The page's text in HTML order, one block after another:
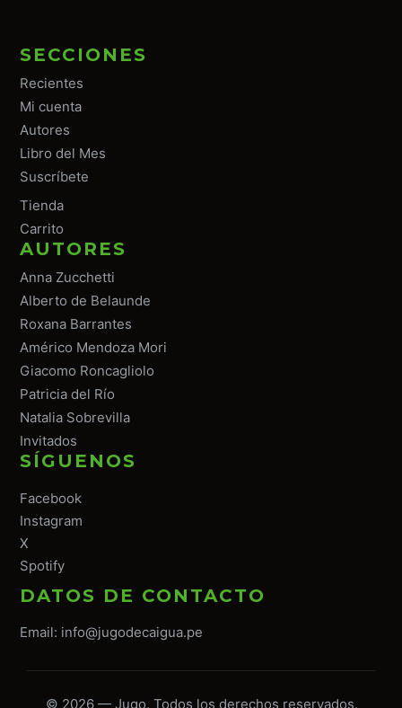
SECCIONES
Recientes
Mi cuenta
Autores
Libro del Mes
Suscríbete
Tienda
Carrito
AUTORES
Anna Zucchetti
Alberto de Belaunde
Roxana Barrantes
Américo Mendoza Mori
Giacomo Roncagliolo
Patricia del Río
Natalia Sobrevilla
Invitados
SÍGUENOS
Facebook
Instagram
X
Spotify
DATOS DE CONTACTO
Email: info@jugodecaigua.pe
© 2026 — Jugo. Todos los derechos reservados.